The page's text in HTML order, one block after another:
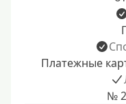
Платежные
№